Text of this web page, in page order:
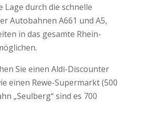
durch die schnelle
Autobahnen A661 und A5,
in das gesamte Rhein-
Sie einen Aldi-Discounter
einen Rewe-Supermarkt (500
„Seulberg“ sind es 700